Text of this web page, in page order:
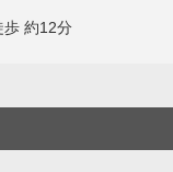
歩 約12分